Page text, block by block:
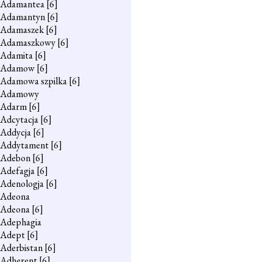
Adamantea[6]
Adamantyn[6]
Adamaszek[6]
Adamaszkowy[6]
Adamita[6]
Adamow[6]
Adamowa szpilka[6]
Adamowy
Adarm[6]
Adcytacja[6]
Addycja[6]
Addytament[6]
Adebon[6]
Adefagja[6]
Adenologja[6]
Adeona
Adeona[6]
Adephagia
Adept[6]
Aderbistan[6]